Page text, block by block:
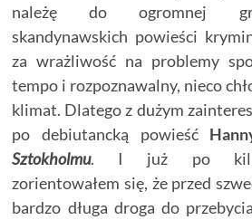
należę do ogromnej
skandynawskich powieści
za wrażliwość na problemy
tempo i rozpoznawalny, nieco
klimat. Dlatego z dużym
po debiutancką powieść
Sztokholmu. I już po
zorientowałem się, że przed
bardzo długa droga do